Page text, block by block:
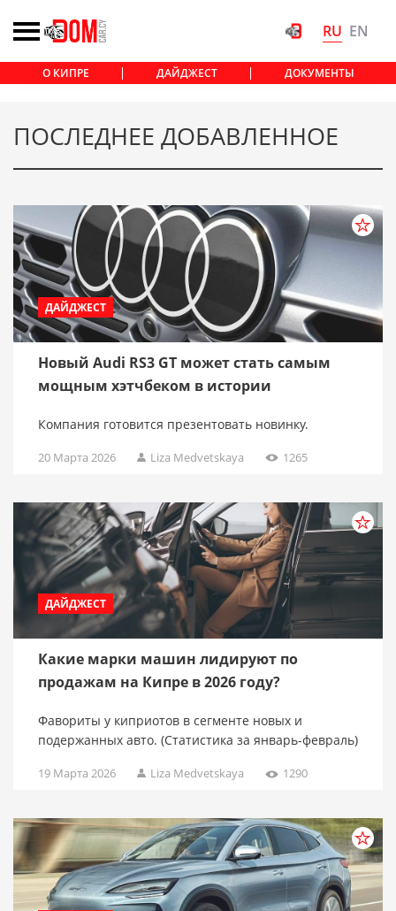
RU EN
О КИПРЕ ДАЙДЖЕСТ ДОКУМЕНТЫ
ПОСЛЕДНЕЕ ДОБАВЛЕННОЕ
ДАЙДЖЕСТ
Новый Audi RS3 GT может стать самым
мощным хэтчбеком в истории
Компания готовится презентовать новинку.
20 Марта 2026 Liza Medvetskaya 1265
ДАЙДЖЕСТ
Какие марки машин лидируют по
продажам на Кипре в 2026 году?
Фавориты у киприотов в сегменте новых и
подержанных авто. (Статистика за январь-февраль)
19 Марта 2026 Liza Medvetskaya 1290